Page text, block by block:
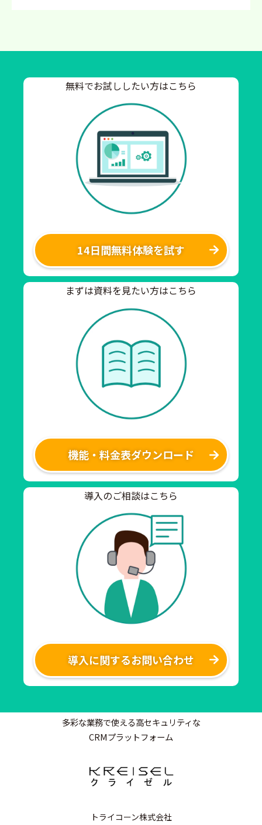
無料でお試ししたい方はこちら
14日間無料体験を試す
まずは資料を見たい方はこちら
機能・料金表ダウンロード
導入のご相談はこちら
導入に関するお問い合わせ
多彩な業務で使える高セキュリティな
CRMプラットフォーム
トライコーン株式会社